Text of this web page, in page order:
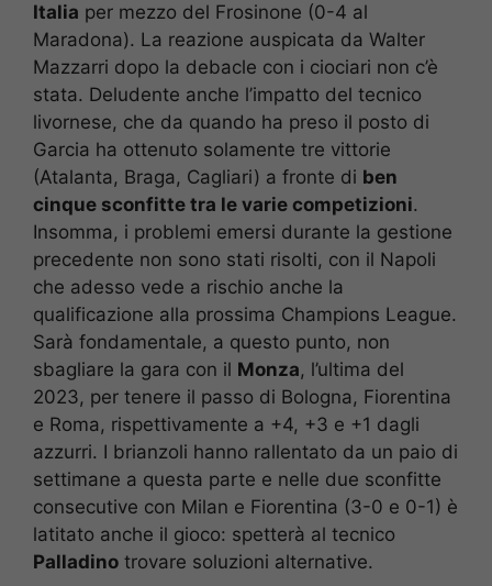
Italia per mezzo del Frosinone (0-4 al
Maradona). La reazione auspicata da Walter
Mazzarri dopo la debacle con i ciociari non c’è
stata. Deludente anche l’impatto del tecnico
livornese, che da quando ha preso il posto di
Garcia ha ottenuto solamente tre vittorie
(Atalanta, Braga, Cagliari) a fronte di ben
cinque sconfitte tra le varie competizioni.
Insomma, i problemi emersi durante la gestione
precedente non sono stati risolti, con il Napoli
che adesso vede a rischio anche la
qualificazione alla prossima Champions League.
Sarà fondamentale, a questo punto, non
sbagliare la gara con il Monza, l’ultima del
2023, per tenere il passo di Bologna, Fiorentina
e Roma, rispettivamente a +4, +3 e +1 dagli
azzurri. I brianzoli hanno rallentato da un paio di
settimane a questa parte e nelle due sconfitte
consecutive con Milan e Fiorentina (3-0 e 0-1) è
latitato anche il gioco: spetterà al tecnico
Palladino trovare soluzioni alternative.